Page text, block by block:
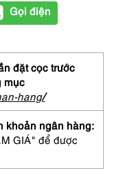
Gọi điện
đặt cọc trước
mục
hang/
khoản ngân hàng:
GIÁ" để được